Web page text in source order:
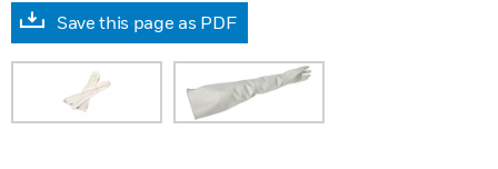
Save this page as PDF